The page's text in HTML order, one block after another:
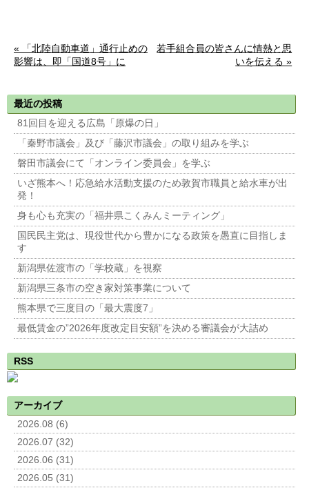
« 「北陸自動車道」通行止めの
影響は、即「国道8号」に
若手組合員の皆さんに情熱と思
いを伝える »
最近の投稿
81回目を迎える広島「原爆の日」
「秦野市議会」及び「藤沢市議会」の取り組みを学ぶ
磐田市議会にて「オンライン委員会」を学ぶ
いざ熊本へ！応急給水活動支援のため敦賀市職員と給水車が出
発！
身も心も充実の「福井県こくみんミーティング」
国民民主党は、現役世代から豊かになる政策を愚直に目指しま
す
新潟県佐渡市の「学校蔵」を視察
新潟県三条市の空き家対策事業について
熊本県で三度目の「最大震度7」
最低賃金の”2026年度改定目安額”を決める審議会が大詰め
RSS
アーカイブ
2026.08 (6)
2026.07 (32)
2026.06 (31)
2026.05 (31)